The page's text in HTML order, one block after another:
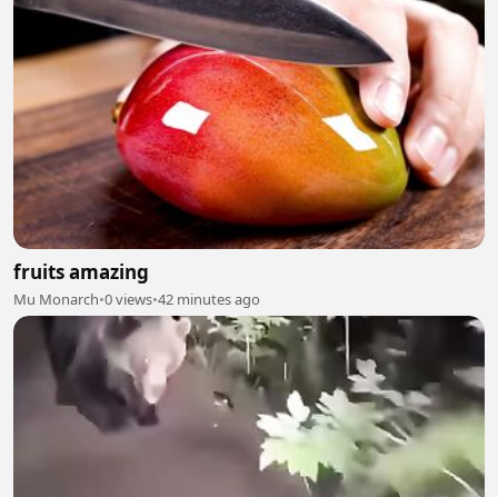
fruits amazing
Mu Monarch•0 views•42 minutes ago